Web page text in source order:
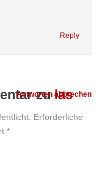
Reply
zulas
Antworten abbrechen
Erforderliche
*